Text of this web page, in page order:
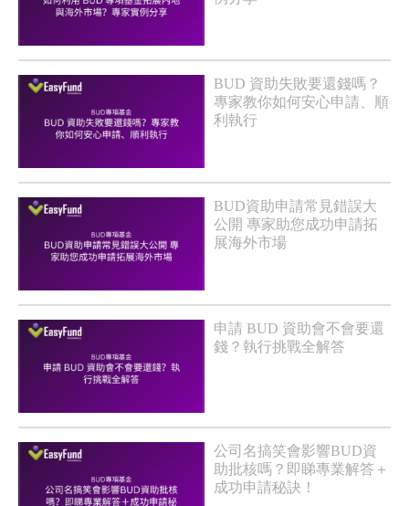
BUD 資助失敗要還錢嗎？
專家教你如何安心申請、順
利執行
BUD資助申請常見錯誤大
公開 專家助您成功申請拓
展海外市場
申請 BUD 資助會不會要還
錢？執行挑戰全解答
公司名搞笑會影響BUD資
助批核嗎？即睇專業解答＋
成功申請秘訣！